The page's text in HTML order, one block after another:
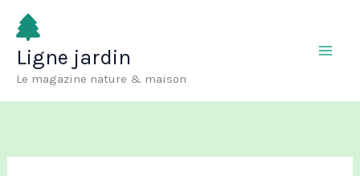
Aller
contenu
Ligne jardin
Le magazine nature & maison